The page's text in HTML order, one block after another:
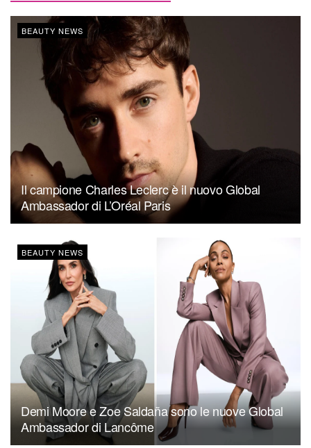
BEAUTY NEWS
Il campione Charles Leclerc è il nuovo Global
Ambassador di L’Oréal Paris
BEAUTY NEWS
Demi Moore e Zoe Saldaña sono le nuove Global
Ambassador di Lancôme